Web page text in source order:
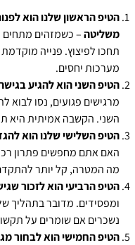
הטיפ הראשון שלנו הוא
משליטה– כשמזהים
תחכו לפיצוץ. פנייה
מערכות יחסים.
הטיפ השני הוא להגיע
מרגישים פגועים, נסו
השני. הקשבה אמיתית היא
הטיפ השלישי שלנו הוא
האם אתם מחפשים פתרון
מה המטרה, קל יותר
הטיפ הרביעי הוא לזכור
ומפסידים. מדובר בתהליך
נשכרים אם שומרים על
הטיפ החמישי הוא לבחור